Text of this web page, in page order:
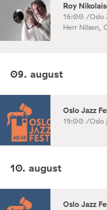
Roy
16:00 /Oslo
Herr Nilsen,
09. august
Oslo Jazz
19:00 /Oslo
10. august
Oslo Jazz